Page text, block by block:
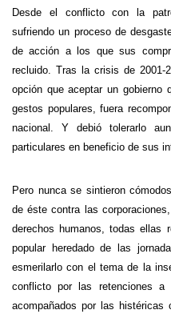
Desde el conflicto con la
sufriendo un proceso de
de acción a los que sus
recluido. Tras la crisis de 2001-
opción que aceptar un gobierno
gestos populares, fuera
nacional. Y debió tolerarlo
particulares en beneficio de sus
Pero nunca se sintieron
de éste contra las
derechos humanos, todas ellas
popular heredado de las
esmerilarlo con el tema de la
conflicto por las retenciones a
acompañados por las histéricas